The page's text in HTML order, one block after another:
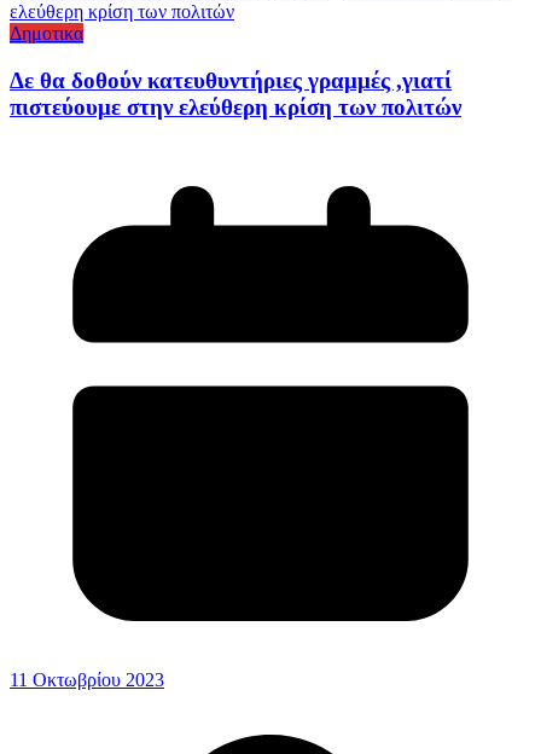
Δημοτικα
Δε θα δοθούν κατευθυντήριες γραμμές ,γιατί
πιστεύουμε στην ελεύθερη κρίση των πολιτών
11 Οκτωβρίου 2023